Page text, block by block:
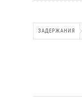
ЗАДЕРЖАНИЯ